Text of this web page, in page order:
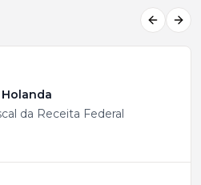
da Receita Federal